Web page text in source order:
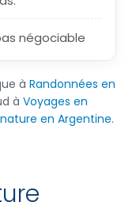
négociable
à Randonnées en
à Voyages en
en Argentine.